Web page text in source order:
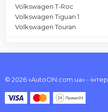
Volkswagen T-Roc
Volkswagen Tiguan 1
Volkswagen Touran
© 2026 «AutoON.com.ua» -